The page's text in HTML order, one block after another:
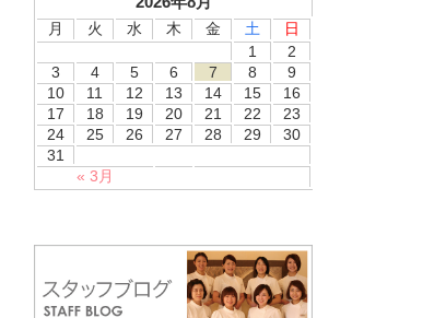
月 火 水 木 金 土 日
« 3月
1
2
3
4 5 6 7 8
9
10
11 12 13 14 15
16
17
18 19 20 21 22
23
24
25 26 27 28 29
30
31